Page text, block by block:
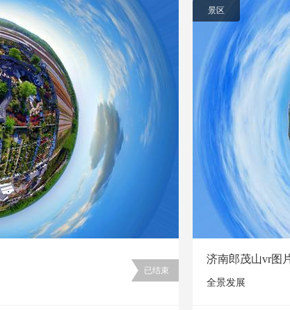
已结束
景区
济南郎茂山vr图
全景发展